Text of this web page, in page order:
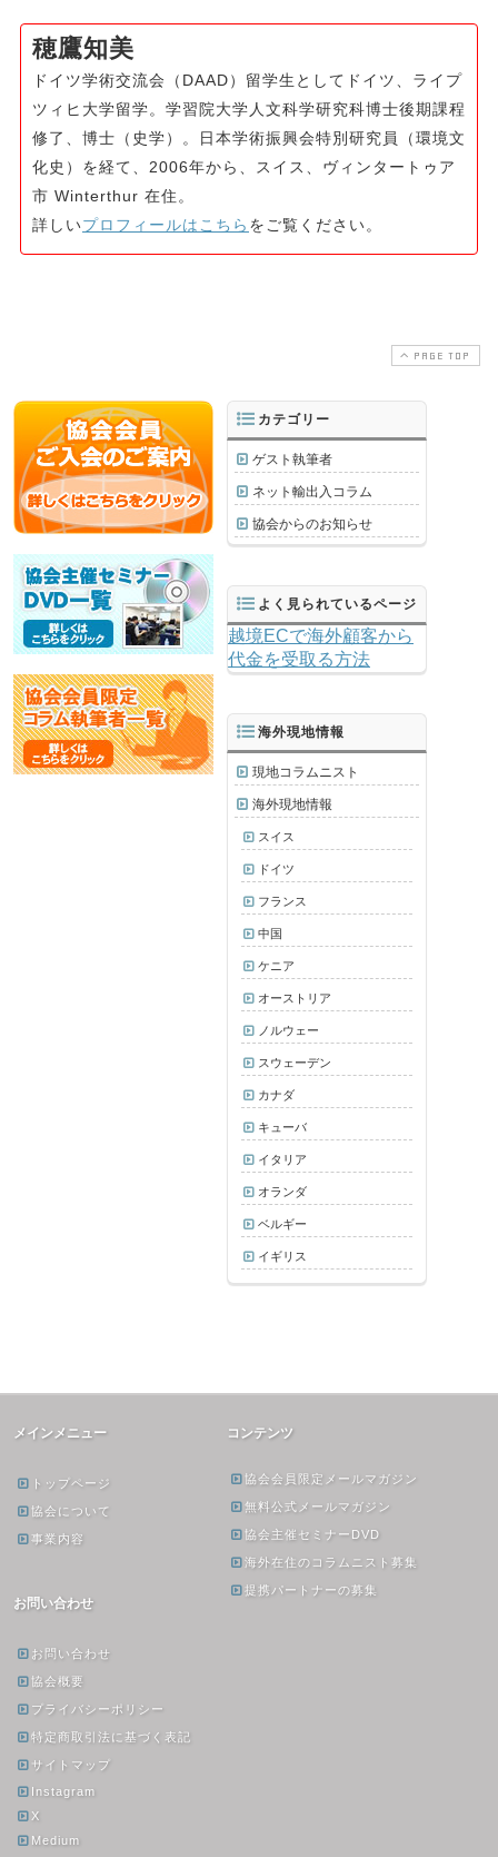
穂鷹知美
ドイツ学術交流会（DAAD）留学生としてドイツ、ライプ
ツィヒ大学留学。学習院大学人文科学研究科博士後期課程
修了、博士（史学）。日本学術振興会特別研究員（環境文
化史）を経て、2006年から、スイス、ヴィンタートゥア
市 Winterthur 在住。
詳しいプロフィールはこちら をご覧ください。
PAGE TOP
カテゴリー
ゲスト執筆者
ネット輸出入コラム
協会からのお知らせ
よく見られているページ
越境ECで海外顧客から
代金を受取る方法
海外現地情報
現地コラムニスト
海外現地情報
スイス
ドイツ
フランス
中国
ケニア
オーストリア
ノルウェー
スウェーデン
カナダ
キューバ
イタリア
オランダ
ベルギー
イギリス
メインメニュー
トップページ
協会について
事業内容
コンテンツ
協会会員限定メールマガジン
無料公式メールマガジン
協会主催セミナーDVD
海外在住のコラムニスト募集
提携パートナーの募集
お問い合わせ
お問い合わせ
協会概要
プライバシーポリシー
特定商取引法に基づく表記
サイトマップ
Instagram
X
Medium